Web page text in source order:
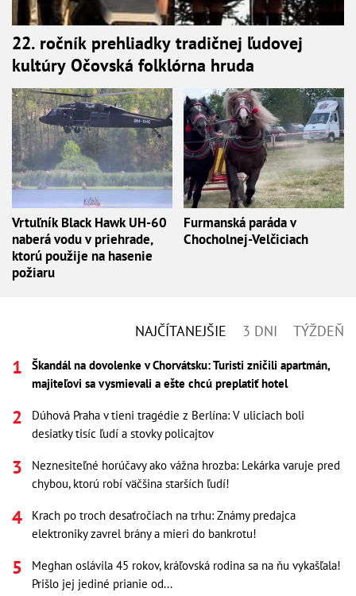
22. ročník prehliadky tradičnej ľudovej
kultúry Očovská folklórna hruda
Vrtuľník Black Hawk UH-60
naberá vodu v priehrade,
ktorú použije na hasenie
požiaru
Furmanská paráda v
Chocholnej-Velčiciach
NAJČÍTANEJŠIE 3 DNI TÝŽDEŇ
Škandál na dovolenke v Chorvátsku: Turisti zničili apartmán,
majiteľovi sa vysmievali a ešte chcú preplatiť hotel
Dúhová Praha v tieni tragédie z Berlína: V uliciach boli
desiatky tisíc ľudí a stovky policajtov
Neznesiteľné horúčavy ako vážna hrozba: Lekárka varuje pred
chybou, ktorú robí väčšina starších ľudí!
Krach po troch desaťročiach na trhu: Známy predajca
elektroniky zavrel brány a mieri do bankrotu!
Meghan oslávila 45 rokov, kráľovská rodina sa na ňu vykašľala!
Prišlo jej jediné prianie od...